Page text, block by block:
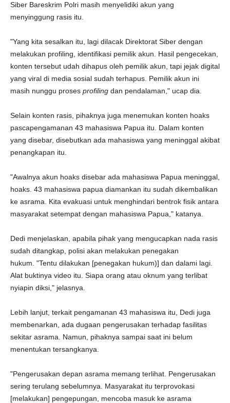
Siber Bareskrim Polri masih menyelidiki akun yang
menyinggung rasis itu.
"Yang kita sesalkan itu, lagi dilacak Direktorat Siber dengan
melakukan profiling, identifikasi pemilik akun. Hasil pengecekan,
konten tersebut udah dihapus oleh pemilik akun, tapi jejak digital
yang viral di media sosial sudah terhapus. Pemilik akun ini
masih nunggu proses profiling dan pendalaman," ucap dia.
Selain konten rasis, pihaknya juga menemukan konten hoaks
pascapengamanan 43 mahasiswa Papua itu. Dalam konten
yang disebar, disebutkan ada mahasiswa yang meninggal akibat
penangkapan itu.
"Awalnya akun hoaks disebar ada mahasiswa Papua meninggal,
hoaks. 43 mahasiswa papua diamankan itu sudah dikembalikan
ke asrama. Kita evakuasi untuk menghindari bentrok fisik antara
masyarakat setempat dengan mahasiswa Papua," katanya.
Dedi menjelaskan, apabila pihak yang mengucapkan nada rasis
sudah ditangkap, polisi akan melakukan penegakan
hukum. "Tentu dilakukan [penegakan hukum)] dan dalami lagi.
Alat buktinya video itu. Siapa orang atau oknum yang terlibat
nyiapin diksi," jelasnya.
Lebih lanjut, terkait pengamanan 43 mahasiswa itu, Dedi juga
membenarkan, ada dugaan pengerusakan terhadap fasilitas
sekitar asrama. Namun, pihaknya sampai saat ini belum
menentukan tersangkanya.
"Pengerusakan depan asrama memang terlihat. Pengerusakan
sering terulang sebelumnya. Masyarakat itu terprovokasi
[melakukan] pengepungan, mencoba masuk ke asrama